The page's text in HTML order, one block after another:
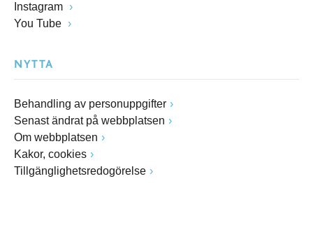
Instagram
You Tube
NYTTA
Behandling av personuppgifter
Senast ändrat på webbplatsen
Om webbplatsen
Kakor, cookies
Tillgänglighetsredogörelse